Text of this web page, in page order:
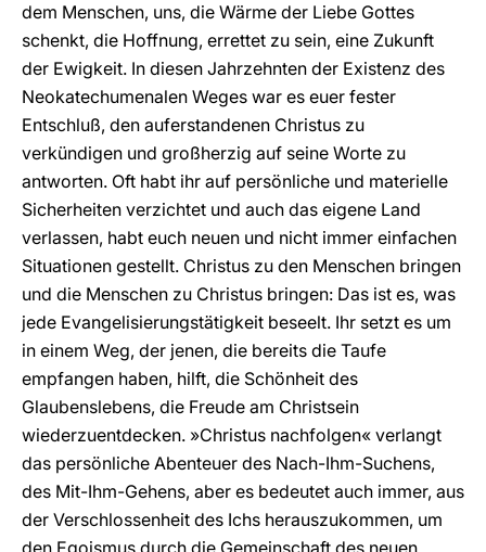
dem Menschen, uns, die Wärme der Liebe Gottes
schenkt, die Hoffnung, errettet zu sein, eine Zukunft
der Ewigkeit. In diesen Jahrzehnten der Existenz des
Neokatechumenalen Weges war es euer fester
Entschluß, den auferstandenen Christus zu
verkündigen und großherzig auf seine Worte zu
antworten. Oft habt ihr auf persönliche und materielle
Sicherheiten verzichtet und auch das eigene Land
verlassen, habt euch neuen und nicht immer einfachen
Situationen gestellt. Christus zu den Menschen bringen
und die Menschen zu Christus bringen: Das ist es, was
jede Evangelisierungstätigkeit beseelt. Ihr setzt es um
in einem Weg, der jenen, die bereits die Taufe
empfangen haben, hilft, die Schönheit des
Glaubenslebens, die Freude am Christsein
wiederzuentdecken. »Christus nachfolgen« verlangt
das persönliche Abenteuer des Nach-Ihm-Suchens,
des Mit-Ihm-Gehens, aber es bedeutet auch immer, aus
der Verschlossenheit des Ichs herauszukommen, um
den Egoismus durch die Gemeinschaft des neuen